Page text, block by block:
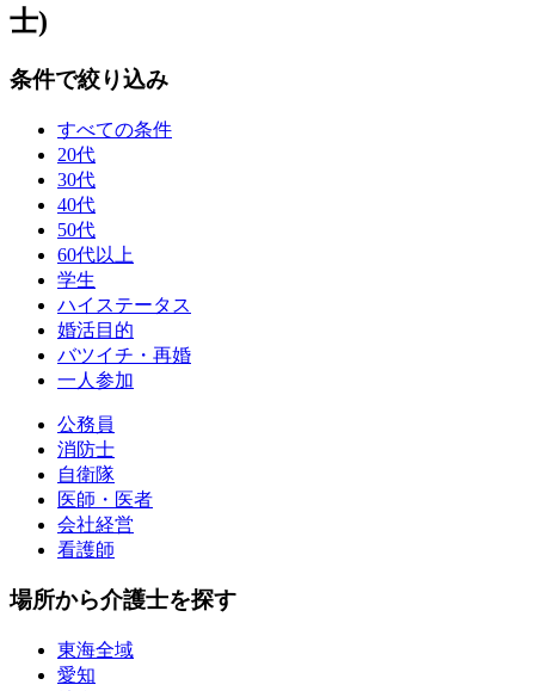
士)
条件で絞り込み
すべての条件
20代
30代
40代
50代
60代以上
学生
ハイステータス
婚活目的
バツイチ・再婚
一人参加
公務員
消防士
自衛隊
医師・医者
会社経営
看護師
場所から介護士を探す
東海全域
愛知